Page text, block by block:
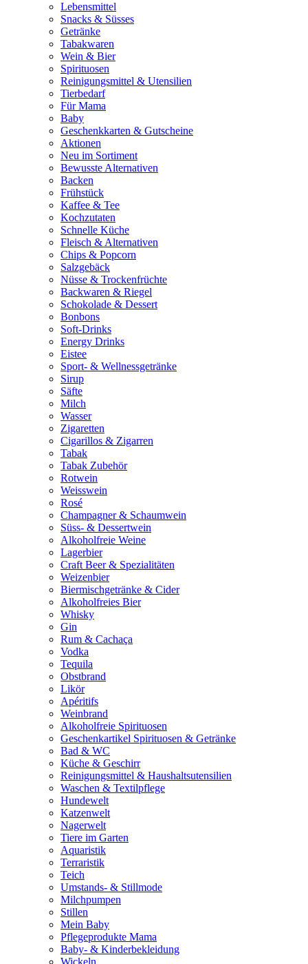
Lebensmittel
Snacks & Süsses
Getränke
Tabakwaren
Wein & Bier
Spirituosen
Reinigungsmittel & Utensilien
Tierbedarf
Für Mama
Baby
Geschenkkarten & Gutscheine
Aktionen
Neu im Sortiment
Bewusste Alternativen
Backen
Frühstück
Kaffee & Tee
Kochzutaten
Schnelle Küche
Fleisch & Alternativen
Chips & Popcorn
Salzgebäck
Nüsse & Trockenfrüchte
Backwaren & Riegel
Schokolade & Dessert
Bonbons
Soft-Drinks
Energy Drinks
Eistee
Sport- & Wellnessgetränke
Sirup
Säfte
Milch
Wasser
Zigaretten
Cigarillos & Zigarren
Tabak
Tabak Zubehör
Rotwein
Weisswein
Rosé
Champagner & Schaumwein
Süss- & Dessertwein
Alkoholfreie Weine
Lagerbier
Craft Beer & Spezialitäten
Weizenbier
Biermischgetränke & Cider
Alkoholfreies Bier
Whisky
Gin
Rum & Cachaça
Vodka
Tequila
Obstbrand
Likör
Apéritifs
Weinbrand
Alkoholfreie Spirituosen
Geschenkartikel Spirituosen & Getränke
Bad & WC
Küche & Geschirr
Reinigungsmittel & Haushaltsutensilien
Waschen & Textilpflege
Hundewelt
Katzenwelt
Nagerwelt
Tiere im Garten
Aquaristik
Terraristik
Teich
Umstands- & Stillmode
Milchpumpen
Stillen
Mein Baby
Pflegeprodukte Mama
Baby- & Kinderbekleidung
Wickeln